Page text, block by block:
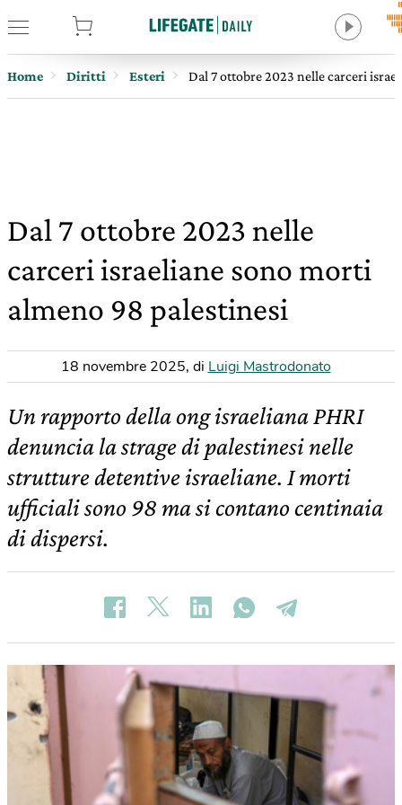
Home Diritti Esteri Dal 7 ottobre 2023 nelle carceri
Dal 7 ottobre 2023 nelle
carceri israeliane sono morti
almeno 98 palestinesi
18 novembre 2025, di Luigi Mastrodonato
Un rapporto della ong israeliana PHRI
denuncia la strage di palestinesi nelle
strutture detentive israeliane. I morti
ufficiali sono 98 ma si contano centinaia
di dispersi.